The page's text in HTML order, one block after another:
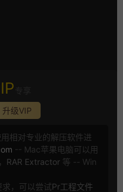
升级VIP
相对专业的解压软件进
-- Mac苹果电脑可以用
， RAR Extractor 等 -- Win
，可以尝试Pr工程文件